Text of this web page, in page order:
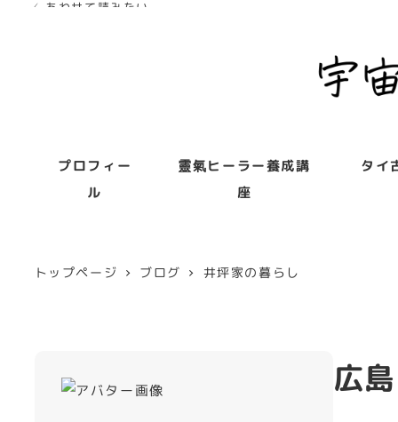
プロフィー
ル
靈氣ヒーラー養成講
座
タイ
トップページ ブログ 井坪家の暮らし
広
✓ あわせて読みたい
✓ あわせて読みたい